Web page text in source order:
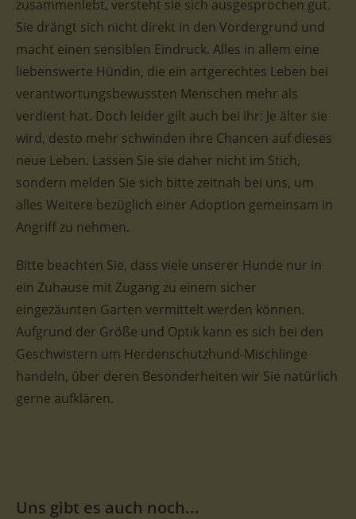
zusammenlebt, versteht sie sich ausgesprochen gut.
Sie drängt sich nicht direkt in den Vordergrund und
macht einen sensiblen Eindruck. Alles in allem eine
liebenswerte Hündin, die ein artgerechtes Leben bei
verantwortungsbewussten Menschen mehr als
verdient hat. Doch leider gilt auch bei ihr: Je älter sie
wird, desto mehr schwinden ihre Chancen auf dieses
neue Leben. Lassen Sie sie daher nicht im Stich,
sondern melden Sie sich bitte zeitnah bei uns, um
alles Weitere bezüglich einer Adoption gemeinsam in
Angriff zu nehmen.
Bitte beachten Sie, dass viele unserer Hunde nur in
ein Zuhause mit Zugang zu einem sicher
eingezäunten Garten vermittelt werden können.
Aufgrund der Größe und Optik kann es sich bei den
Geschwistern um Herdenschutzhund-Mischlinge
handeln, über deren Besonderheiten wir Sie natürlich
gerne aufklären.
Uns gibt es auch noch...